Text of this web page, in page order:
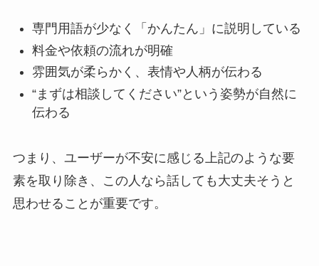
専門用語が少なく「かんたん」に説明している
料金や依頼の流れが明確
雰囲気が柔らかく、表情や人柄が伝わる
“まずは相談してください”という姿勢が自然に
伝わる
つまり、ユーザーが不安に感じる上記のような要
素を取り除き、この人なら話しても大丈夫そうと
思わせることが重要です。